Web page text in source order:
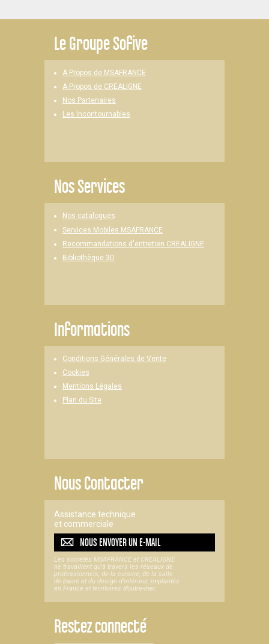
LeGroupe Sofive
A Propos de MSAFRANCE
A Propos de CREALIGNE
Nos Partenaires
Les Incontournables
Nos Services
Nos catalogues
Services Mobiles MSAFRANCE
Recommandations d'entretien CREALIGNE
Bibliothèque 3D
Informations
Conditions Générales de Vente
Cookies
Mentions Légales
Plan du Site
Nous Contacter
Assistance technique
et commerciale
NOUS ENVOYER UNE-MAIL
Les sociétés MSAFRANCE et CREALIGNE
ne travaillent qu'à travers les réseaux de
professionnels, de la cuisine, de la salle
de bains et du design d'intérieur, implantés
en France et territoires d’outre-mer.
Restez connecté